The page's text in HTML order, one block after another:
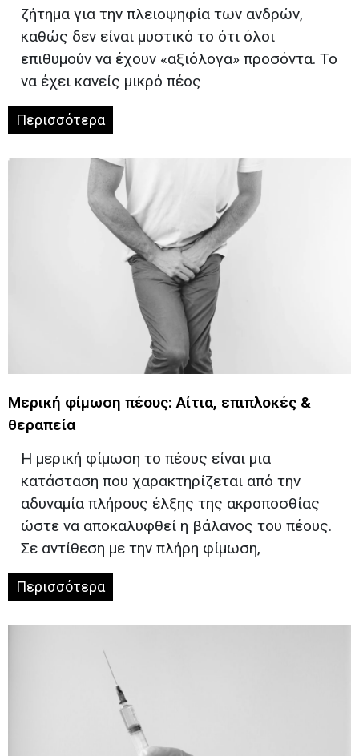
ζήτημα για την πλειοψηφία των ανδρών,
καθώς δεν είναι μυστικό το ότι όλοι
επιθυμούν να έχουν «αξιόλογα» προσόντα. Το
να έχει κανείς μικρό πέος
Περισσότερα
Μερική φίμωση πέους: Αίτια, επιπλοκές &
θεραπεία
Η μερική φίμωση το πέους είναι μια
κατάσταση που χαρακτηρίζεται από την
αδυναμία πλήρους έλξης της ακροποσθίας
ώστε να αποκαλυφθεί η βάλανος του πέους.
Σε αντίθεση με την πλήρη φίμωση,
Περισσότερα